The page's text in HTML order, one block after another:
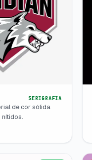
SERIGRAFIA
de cor sólida